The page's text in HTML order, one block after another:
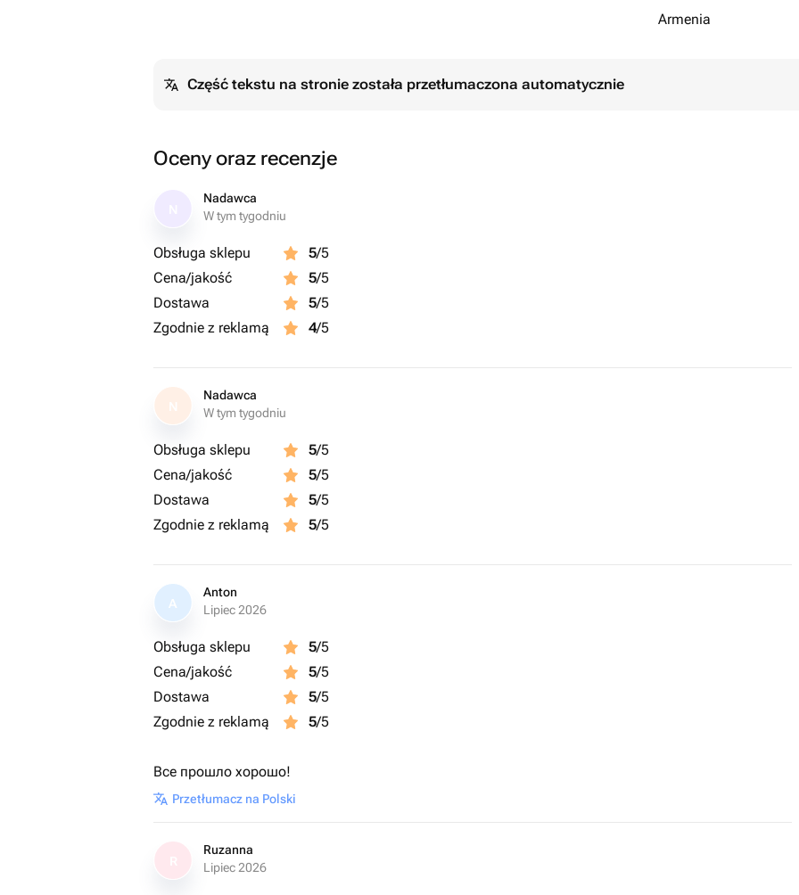
Armenia
Część tekstu na stronie została przetłumaczona automatycznie
Oceny oraz recenzje
Nadawca
W tym tygodniu
Obsługa sklepu 5/5
Cena/jakość
5/5
Dostawa
5/5
Zgodnie z reklamą
4/5
N
Nadawca
W tym tygodniu
Obsługa sklepu 5/5
Cena/jakość
5/5
Dostawa
5/5
Zgodnie z reklamą
5/5
A
Anton
Lipiec 2026
Obsługa sklepu 5/5
Cena/jakość
5/5
Dostawa
5/5
Zgodnie z reklamą
5/5
Все прошло хорошо!
Przetłumacz na Polski
Ruzanna
Lipiec 2026